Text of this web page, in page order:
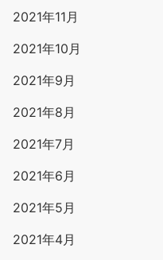
2021年11月
2021年10月
2021年9月
2021年8月
2021年7月
2021年6月
2021年5月
2021年4月